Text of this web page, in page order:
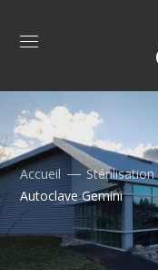
Accueil
Autoclave Gemini